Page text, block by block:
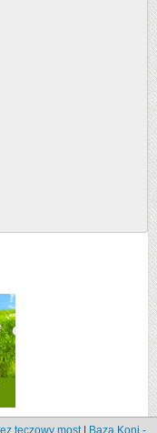
tęczowy most| Baza Koni -